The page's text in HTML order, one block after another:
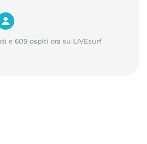
e 609 ospiti ora su LIVEsurf